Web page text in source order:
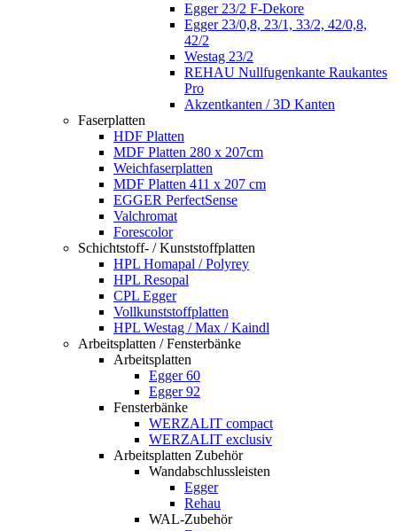
Egger 23/2 F-Dekore
Egger 23/0,8, 23/1, 33/2, 42/0,8,
42/2
Westag 23/2
REHAU Nullfugenkante Raukantes
Pro
Akzentkanten / 3D Kanten
Faserplatten
HDF Platten
MDF Platten 280 x 207cm
Weichfaserplatten
MDF Platten 411 x 207 cm
EGGER PerfectSense
Valchromat
Forescolor
Schichtstoff- / Kunststoffplatten
HPL Homapal / Polyrey
HPL Resopal
CPL Egger
Vollkunststoffplatten
HPL Westag / Max / Kaindl
Arbeitsplatten / Fensterbänke
Arbeitsplatten
Egger 60
Egger 92
Fensterbänke
WERZALIT compact
WERZALIT exclusiv
Arbeitsplatten Zubehör
Wandabschlussleisten
Egger
Rehau
WAL-Zubehör